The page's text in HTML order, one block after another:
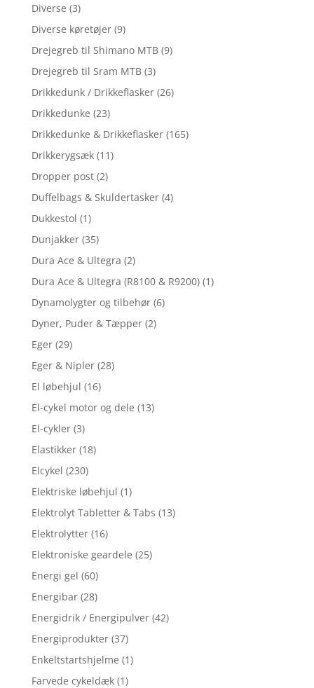
Diverse (3)
Diverse køretøjer (9)
Drejegreb til Shimano MTB (9)
Drejegreb til Sram MTB (3)
Drikkedunk / Drikkeflasker (26)
Drikkedunke (23)
Drikkedunke & Drikkeflasker (165)
Drikkerygsæk (11)
Dropper post (2)
Duffelbags & Skuldertasker (4)
Dukkestol (1)
Dunjakker (35)
Dura Ace & Ultegra (2)
Dura Ace & Ultegra (R8100 & R9200) (1)
Dynamolygter og tilbehør (6)
Dyner, Puder & Tæpper (2)
Eger (29)
Eger & Nipler (28)
El løbehjul (16)
El-cykel motor og dele (13)
El-cykler (3)
Elastikker (18)
Elcykel (230)
Elektriske løbehjul (1)
Elektrolyt Tabletter & Tabs (13)
Elektrolytter (16)
Elektroniske geardele (25)
Energi gel (60)
Energibar (28)
Energidrik / Energipulver (42)
Energiprodukter (37)
Enkeltstartshjelme (1)
Farvede cykeldæk (1)